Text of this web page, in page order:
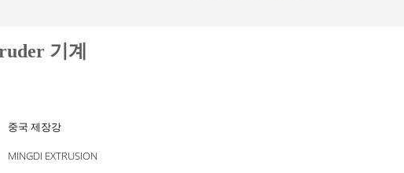
기계
중국 제장강
MINGDI EXTRUSION